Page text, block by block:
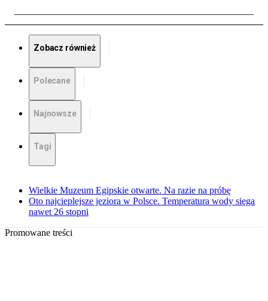
Zobacz również
Polecane
Najnowsze
Tagi
Wielkie Muzeum Egipskie otwarte. Na razie na próbę
Oto najcieplejsze jeziora w Polsce. Temperatura wody sięga
nawet 26 stopni
Promowane treści